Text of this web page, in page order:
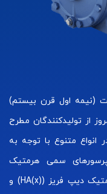
(نیمه اول قرن بیستم)
از تولیدکنندگان مطرح
انواع متنوع با توجه به
سمی هرمتیک
پیستونی یک مرحله‌ای (HG(x))، سمی هرمتیک دیپ فریز (HA(x)) و